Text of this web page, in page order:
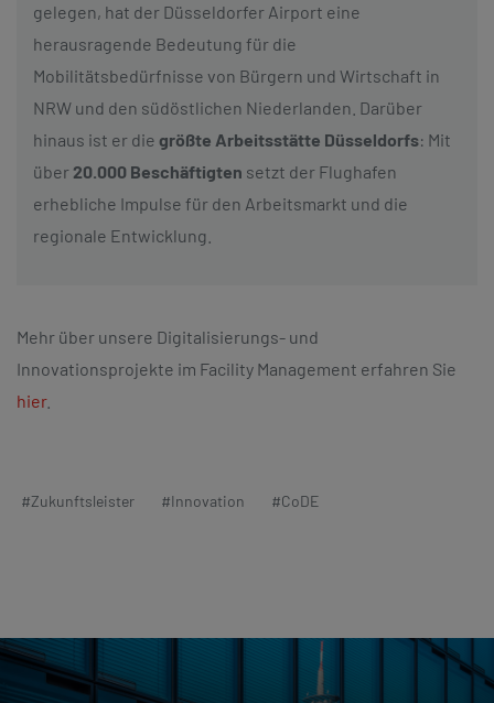
gelegen, hat der Düsseldorfer Airport eine
herausragende Bedeutung für die
Mobilitätsbedürfnisse von Bürgern und Wirtschaft in
NRW und den südöstlichen Niederlanden. Darüber
hinaus ist er die größte Arbeitsstätte Düsseldorfs: Mit
über 20.000 Beschäftigten setzt der Flughafen
erhebliche Impulse für den Arbeitsmarkt und die
regionale Entwicklung.
Mehr über unsere Digitalisierungs- und
Innovationsprojekte im Facility Management erfahren Sie
hier.
#Zukunftsleister #Innovation #CoDE